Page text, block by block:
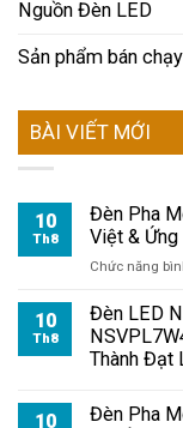
Nguồn Đèn LED
Sản phẩm bán chạy
BÀI VIẾT MỚI
10
Th8
Đèn Pha
Việt &
Chức năng
10
Th8
Đèn LED
Thành Đạt
10
Đèn Pha